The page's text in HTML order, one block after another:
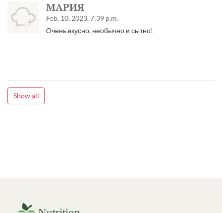
МАРИЯ
Feb. 10, 2023, 7:39 p.m.
Очень вкусно, необычно и сытно!
Show all